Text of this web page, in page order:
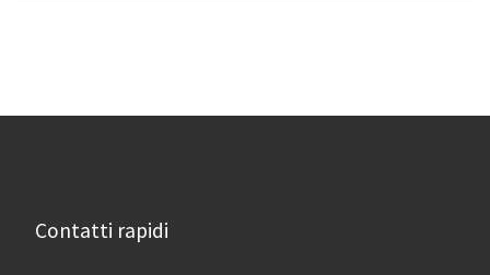
Contatti rapidi